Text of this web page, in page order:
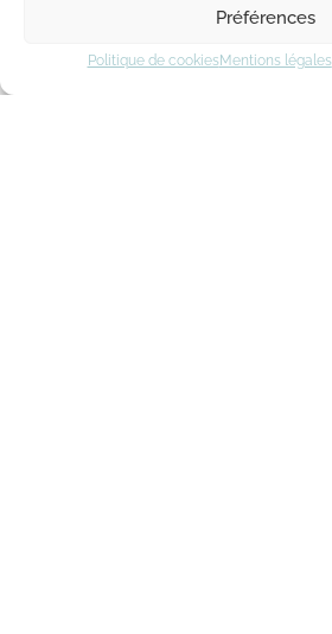
Préférences
Politique de cookies Mentions légales